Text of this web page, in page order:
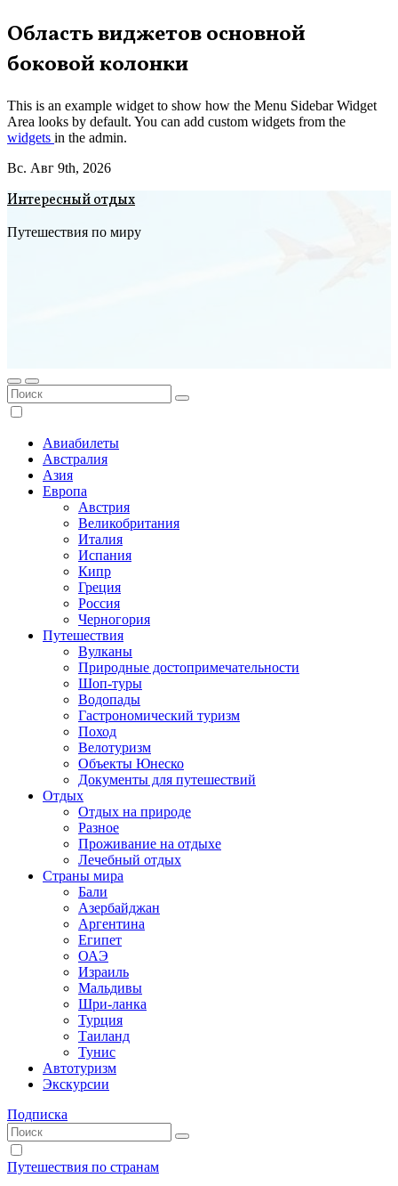
Перейти
к
содержимому
Область виджетов основной
боковой колонки
This is an example widget to show how the Menu Sidebar Widget
Area looks by default. You can add custom widgets from the
widgets in the admin.
Вс. Авг 9th, 2026
Интересный отдых
Путешествия по миру
Авиабилеты
Австралия
Азия
Европа
Австрия
Великобритания
Италия
Испания
Кипр
Греция
Россия
Черногория
Путешествия
Вулканы
Природные достопримечательности
Шоп-туры
Водопады
Гастрономический туризм
Поход
Велотуризм
Объекты Юнеско
Документы для путешествий
Отдых
Отдых на природе
Разное
Проживание на отдыхе
Лечебный отдых
Страны мира
Бали
Азербайджан
Аргентина
Египет
ОАЭ
Израиль
Мальдивы
Шри-ланка
Турция
Таиланд
Тунис
Автотуризм
Экскурсии
Подписка
Путешествия по странам